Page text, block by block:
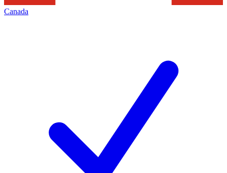
Canada